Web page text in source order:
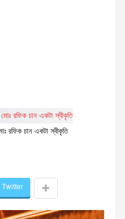
রফিক চান একটা স্বীকৃতি
Twitter